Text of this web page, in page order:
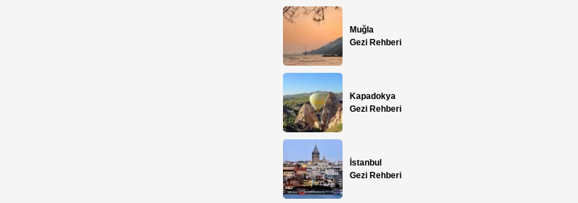
Muğla
Gezi Rehberi
Kapadokya
Gezi Rehberi
İstanbul
Gezi Rehberi